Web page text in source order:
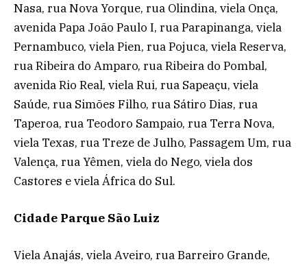
Nasa, rua Nova Yorque, rua Olindina, viela Onça,
avenida Papa João Paulo I, rua Parapinanga, viela
Pernambuco, viela Pien, rua Pojuca, viela Reserva,
rua Ribeira do Amparo, rua Ribeira do Pombal,
avenida Rio Real, viela Rui, rua Sapeaçu, viela
Saúde, rua Simões Filho, rua Sátiro Dias, rua
Taperoa, rua Teodoro Sampaio, rua Terra Nova,
viela Texas, rua Treze de Julho, Passagem Um, rua
Valença, rua Yêmen, viela do Nego, viela dos
Castores e viela África do Sul.
Cidade Parque São Luiz
Viela Anajás, viela Aveiro, rua Barreiro Grande,